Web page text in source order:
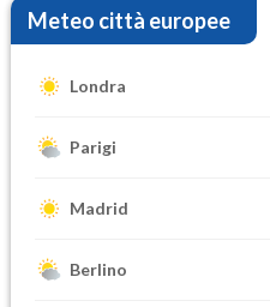
Meteo città europee
Londra
Parigi
Madrid
Berlino